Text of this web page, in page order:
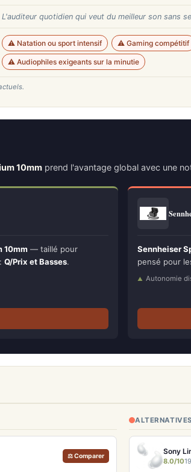
L'auditeur quotidien qui veut du meilleur son sans
⚠️ Natation ou sport intensif ⚠️ Gaming compétitif
⚠️ Audiophiles exigeants sur la minutie
10mm prend l'avantage global avec une
10mm — taillé pour
Q/Prix et Basses.
Sennheiser
pensé pour
Autonomie
⚖ Comparer
Sony
8.0/10